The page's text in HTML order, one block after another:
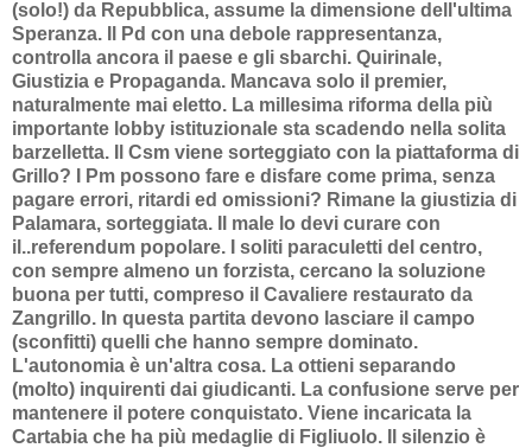
(solo!) da Repubblica, assume la dimensione dell'ultima
Speranza. Il Pd con una debole rappresentanza,
controlla ancora il paese e gli sbarchi. Quirinale,
Giustizia e Propaganda. Mancava solo il premier,
naturalmente mai eletto. La millesima riforma della più
importante lobby istituzionale sta scadendo nella solita
barzelletta. Il Csm viene sorteggiato con la piattaforma di
Grillo? I Pm possono fare e disfare come prima, senza
pagare errori, ritardi ed omissioni? Rimane la giustizia di
Palamara, sorteggiata. Il male lo devi curare con
il..referendum popolare. I soliti paraculetti del centro,
con sempre almeno un forzista, cercano la soluzione
buona per tutti, compreso il Cavaliere restaurato da
Zangrillo. In questa partita devono lasciare il campo
(sconfitti) quelli che hanno sempre dominato.
L'autonomia è un'altra cosa. La ottieni separando
(molto) inquirenti dai giudicanti. La confusione serve per
mantenere il potere conquistato. Viene incaricata la
Cartabia che ha più medaglie di Figliuolo. Il silenzio è